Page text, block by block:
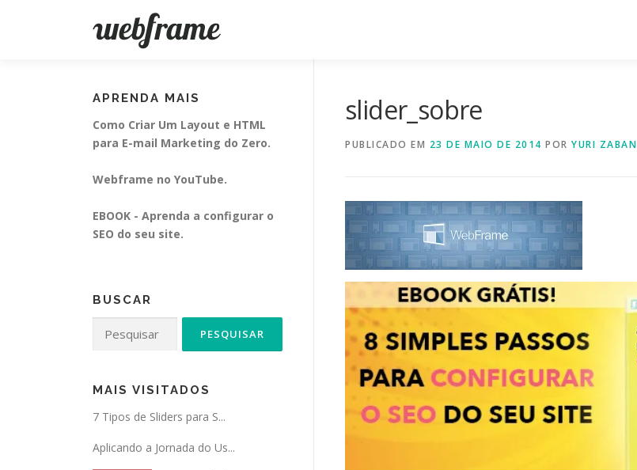
slider_sobre
PUBLICADO EM 23 DE MAIO DE 2014 POR YURI ZABAN
APRENDA MAIS
Como Criar Um Layout e HTML
para E-mail Marketing do Zero.
Webframe no YouTube.
EBOOK - Aprenda a configurar o
SEO do seu site.
BUSCAR
por:
MAIS VISITADOS
7 Tipos de Sliders para S...
Aplicando a Jornada do Us...